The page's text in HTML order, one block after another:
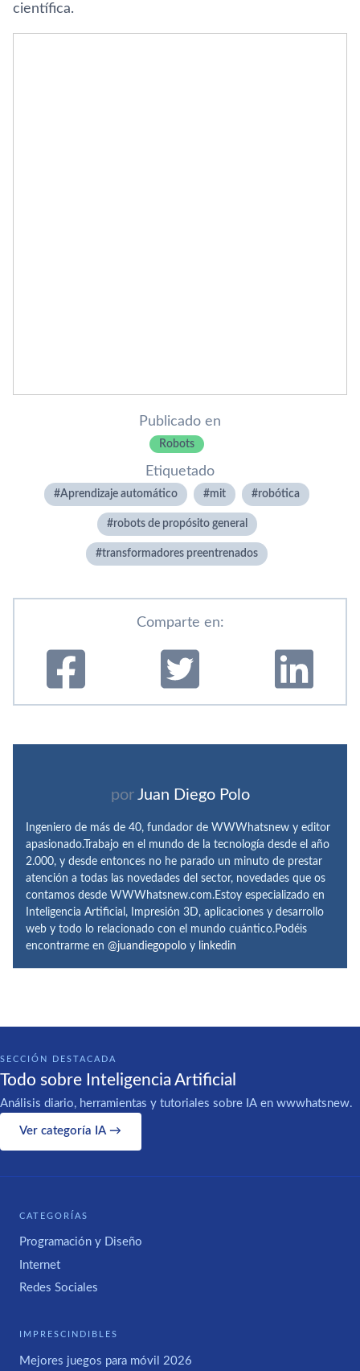
científica.
Publicado en
Robots
Etiquetado
Aprendizaje automático mit robótica
robots de propósito general
transformadores preentrenados
Comparte en:
por Juan Diego Polo
Ingeniero de más de 40, fundador de WWWhatsnew y editor
apasionado.Trabajo en el mundo de la tecnología desde el año
2.000, y desde entonces no he parado un minuto de prestar
atención a todas las novedades del sector, novedades que os
contamos desde WWWhatsnew.com.Estoy especializado en
Inteligencia Artificial, Impresión 3D, aplicaciones y desarrollo
web y todo lo relacionado con el mundo cuántico.Podéis
encontrarme en @juandiegopolo y linkedin
SECCIÓN DESTACADA
Todo sobre Inteligencia Artificial
Análisis diario, herramientas y tutoriales sobre IA en wwwhatsnew.
Ver categoría IA →
CATEGORÍAS
Programación y Diseño
Internet
Redes Sociales
IMPRESCINDIBLES
Mejores juegos para móvil 2026